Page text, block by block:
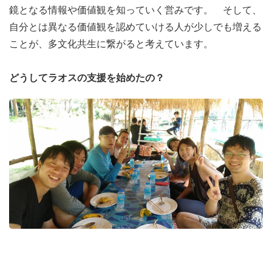
募集条件
対象：中学・高校生〜大学生（15〜24歳） *保護者の方
も歓迎
募集人数：若干名（定員に達し次第締め切ります）
条件：当事者としての視点を持っていること。特別な専
門知識は不要です。
鏡となる情報や価値観を知っていく営みです。 そして、
自分とは異なる価値観を認めていける人が少しでも増える
ことが、多文化共生に繋がると考えています。
どうしてラオスの支援を始めたの？